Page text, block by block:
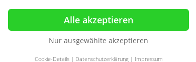
Alle akzeptieren
Nur ausgewählte akzeptieren
Cookie-Details| Datenschutzerklärung| Impressum
diese Hasselblad Kamera an.
sehen verkauft
Zustand machen